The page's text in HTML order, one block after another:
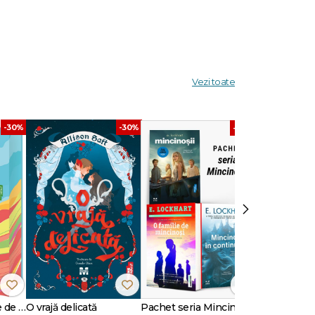
Vezi toate
-30%
Când lumea îți fuge de sub picioare (ediție sprayed edges)
-30%
O vrajă delicată
-40%
Pachet seria Mincinoșii
›